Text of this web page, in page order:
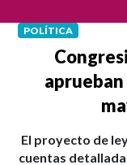
POLÍTICA
El proyecto de
cuentas